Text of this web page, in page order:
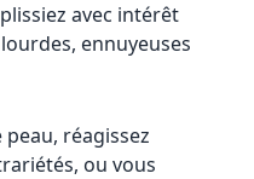
avec intérêt
ennuyeuses
réagissez
ou vous